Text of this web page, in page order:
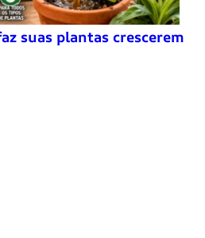
suas plantas crescerem